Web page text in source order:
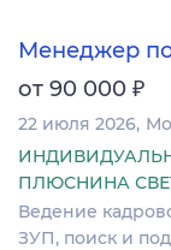
Менеджер
от 90 000 ₽
22 июля 2026
ПЛЮСНИНА
Ведение
ЗУП, поиск и